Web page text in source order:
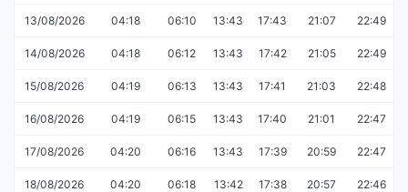
13/08/2026 04:18 06:10 13:43 17:43 21:07 22:49
14/08/2026 04:18 06:12 13:43 17:42 21:05 22:49
15/08/2026 04:19 06:13 13:43 17:41 21:03 22:48
16/08/2026 04:19 06:15 13:43 17:40 21:01 22:47
17/08/2026 04:20 06:16 13:43 17:39 20:59 22:47
18/08/2026 04:20 06:18 13:42 17:38 20:57 22:46